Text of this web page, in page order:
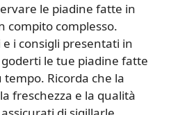
le piadine fatte in
compito complesso.
i consigli presentati in
le tue piadine fatte
Ricorda che la
freschezza e la qualità